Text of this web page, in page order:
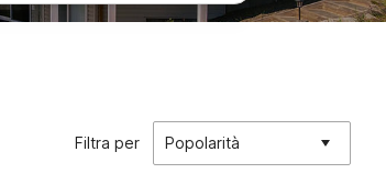
Filtra per Popolarità